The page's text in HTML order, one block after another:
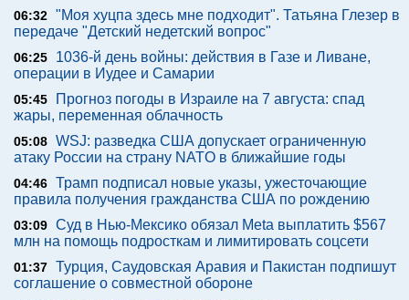
06:32 "Моя хуцпа здесь мне подходит". Татьяна Глезер в
передаче "Детский недетский вопрос"
06:25
1036-й день войны: действия в Газе и Ливане,
операции в Иудее и Самарии
05:45
Прогноз погоды в Израиле на 7 августа: спад
жары, переменная облачность
05:08 WSJ: разведка США допускает ограниченную
атаку России на страну NATO в ближайшие годы
04:46 Трамп подписал новые указы, ужесточающие
правила получения гражданства США по рождению
03:09 Суд в Нью-Мексико обязал Meta выплатить $567
млн на помощь подросткам и лимитировать соцсети
01:37 Турция, Саудовская Аравия и Пакистан подпишут
соглашение о совместной обороне